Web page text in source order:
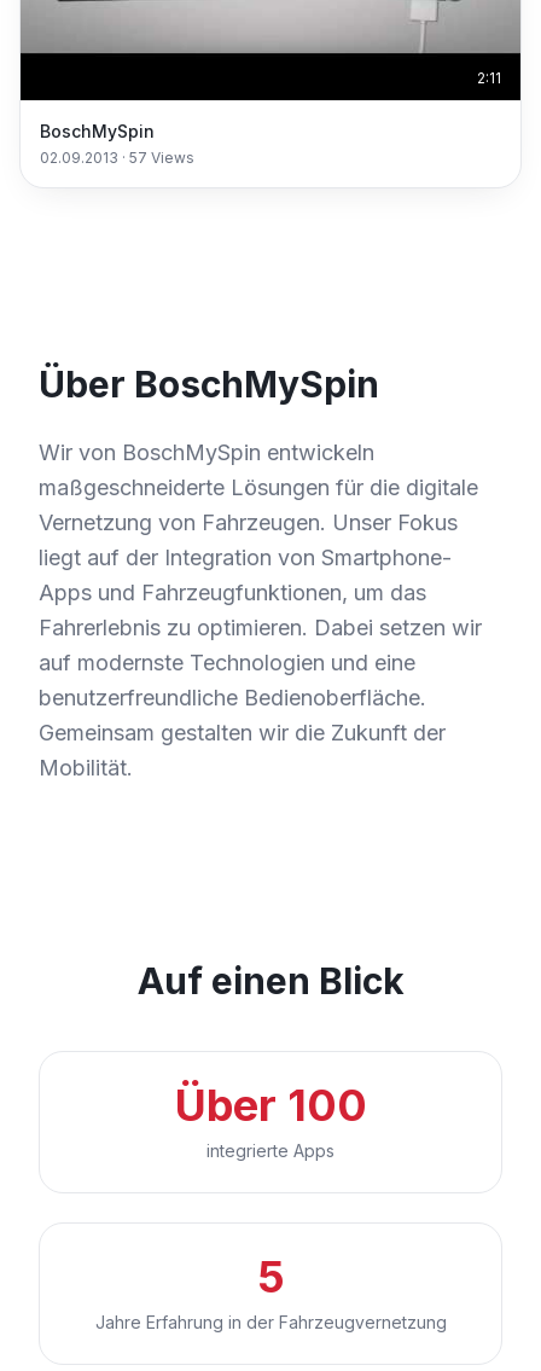
2:11
BoschMySpin
02.09.2013 · 57 Views
Über BoschMySpin
Wir von BoschMySpin entwickeln
maßgeschneiderte Lösungen für die digitale
Vernetzung von Fahrzeugen. Unser Fokus
liegt auf der Integration von Smartphone-
Apps und Fahrzeugfunktionen, um das
Fahrerlebnis zu optimieren. Dabei setzen wir
auf modernste Technologien und eine
benutzerfreundliche Bedienoberfläche.
Gemeinsam gestalten wir die Zukunft der
Mobilität.
Auf einen Blick
Über 100
integrierte Apps
5
Jahre Erfahrung in der Fahrzeugvernetzung